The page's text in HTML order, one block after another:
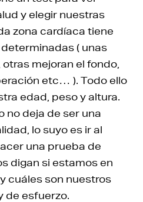
y elegir nuestras
zona cardíaca tiene
( unas
mejoran el fondo,
etc… ). Todo ello
edad, peso y altura.
no deja de ser una
lo suyo es ir al
una prueba de
digan si estamos en
cuáles son nuestros
de esfuerzo.